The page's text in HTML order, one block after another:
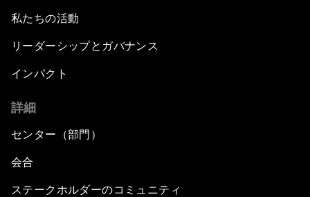
私たちの活動
リーダーシップとガバナンス
インパクト
詳細
センター（部門）
会合
ステークホルダーのコミュニティ